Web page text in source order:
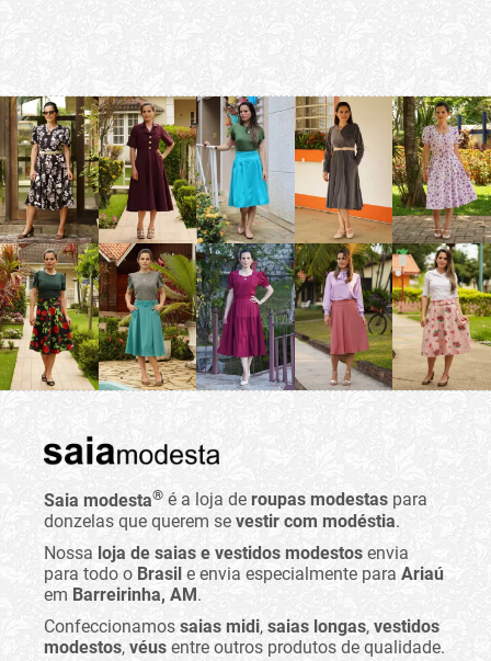
Saia modesta® é a loja de roupas modestas para
donzelas que querem se vestir com modéstia.
Nossa loja de saias e vestidos modestos envia
para todo o Brasil e envia especialmente para Ariaú
em Barreirinha, AM.
Confeccionamos saias midi, saias longas, vestidos
modestos, véus entre outros produtos de qualidade.